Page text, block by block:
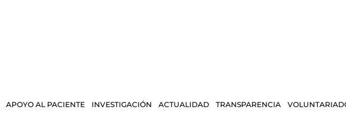
APOYO AL PACIENTE INVESTIGACIÓN ACTUALIDAD TRANSPARENCIA